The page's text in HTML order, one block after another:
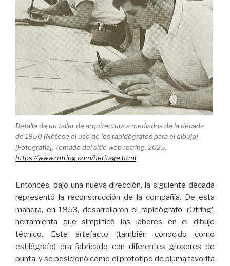
Detalle de un taller de arquitectura a mediados de la década
de 1950 (Nótese el uso de los rapidógrafos para el dibujo)
[Fotografía]. Tomado del sitio web rotring, 2025,
https://www.rotring.com/heritage.html
Entonces, bajo una nueva dirección, la siguiente década
representó la reconstrucción de la compañía. De esta
manera, en 1953, desarrollaron el rapidógrafo ‘rOtring’,
herramienta que simplificó las labores en el dibujo
técnico. Este artefacto (también conocido como
estilógrafo) era fabricado con diferentes grosores de
punta, y se posicionó como el prototipo de pluma favorita